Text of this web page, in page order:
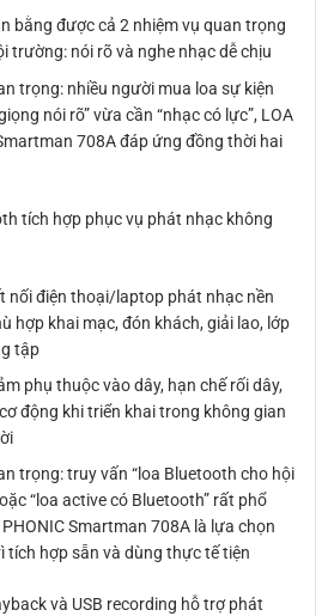
bằng được cả 2 nhiệm vụ quan trọng
trường: nói rõ và nghe nhạc dễ chịu
trọng: nhiều người mua loa sự kiện
nói rõ” vừa cần “nhạc có lực”, LOA
708A đáp ứng đồng thời hai
tích hợp phục vụ phát nhạc không
nối điện thoại/laptop phát nhạc nền
hợp khai mạc, đón khách, giải lao, lớp
tập
phụ thuộc vào dây, hạn chế rối dây,
động khi triển khai trong không gian
trọng: truy vấn “loa Bluetooth cho hội
“loa active có Bluetooth” rất phổ
PHONIC Smartman 708A là lựa chọn
tích hợp sẵn và dùng thực tế tiện
và USB recording hỗ trợ phát